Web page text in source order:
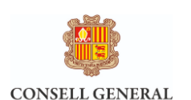
Ves al contingut.
Salta a la navegació